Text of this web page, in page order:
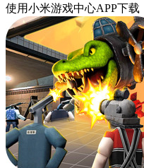
使用小米游戏中心APP下载